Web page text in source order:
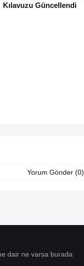
Kılavuzu Güncellendi
Yorum Gönder (0)
dair ne varsa burada